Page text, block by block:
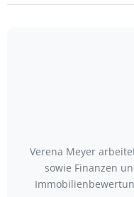
Verena Meyer
sowie Finanzen